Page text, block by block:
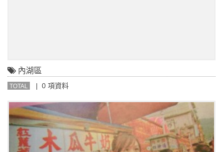
內湖區
TOTAL | 0 項資料